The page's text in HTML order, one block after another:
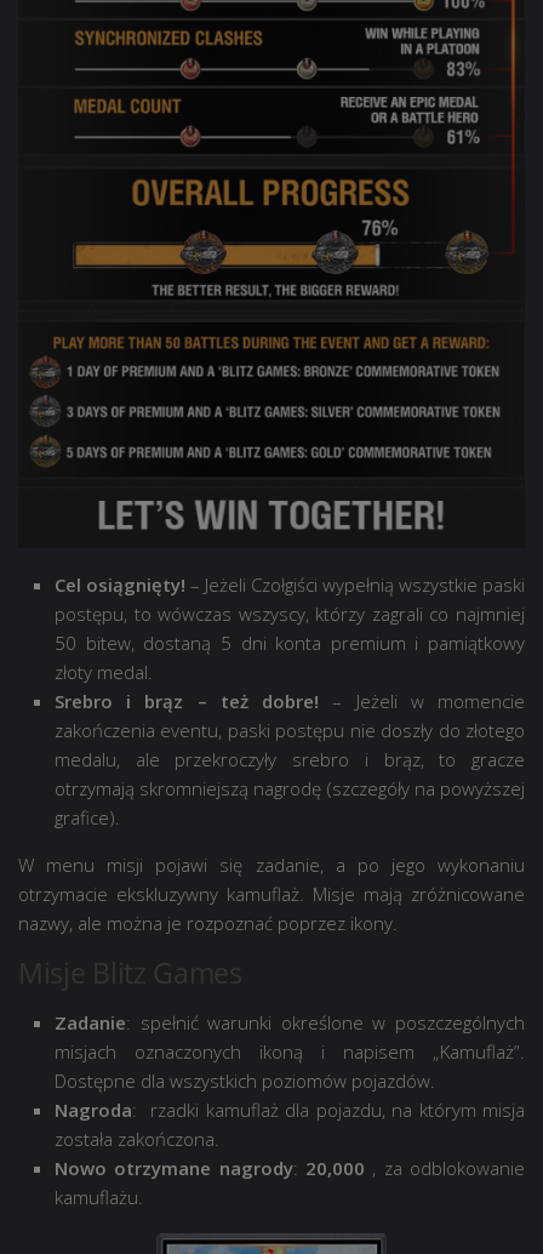
Cel osiągnięty! – Jeżeli Czołgiści wypełnią wszystkie paski
postępu, to wówczas wszyscy, którzy zagrali co najmniej
50 bitew, dostaną 5 dni konta premium i pamiątkowy
złoty medal.
Srebro i brąz – też dobre! – Jeżeli w momencie
zakończenia eventu, paski postępu nie doszły do złotego
medalu, ale przekroczyły srebro i brąz, to gracze
otrzymają skromniejszą nagrodę (szczegóły na powyższej
grafice).
W menu misji pojawi się zadanie, a po jego wykonaniu
otrzymacie ekskluzywny kamuflaż. Misje mają zróżnicowane
nazwy, ale można je rozpoznać poprzez ikony.
Misje Blitz Games
Zadanie: spełnić warunki określone w poszczególnych
misjach oznaczonych ikoną i napisem „Kamuflaż”.
Dostępne dla wszystkich poziomów pojazdów.
Nagroda:
rzadki kamuflaż dla pojazdu, na którym misja
została zakończona.
Nowo otrzymane nagrody: 20,000, za odblokowanie
kamuflażu.